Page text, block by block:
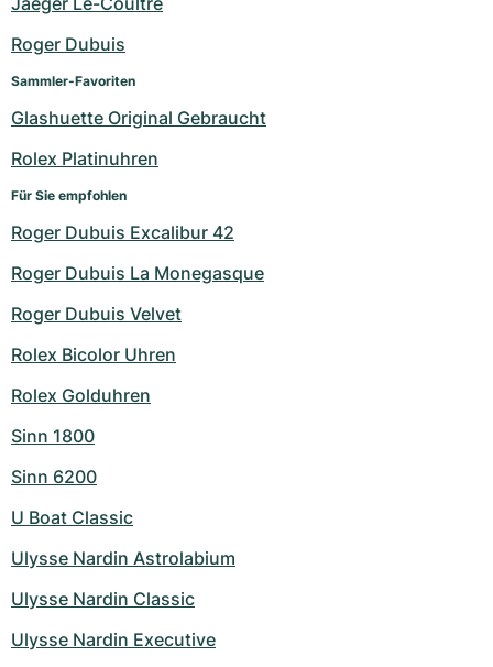
Roger Dubuis
Sammler-Favoriten
Glashuette Original Gebraucht
Rolex Platinuhren
Für Sie empfohlen
Roger Dubuis Excalibur 42
Roger Dubuis La Monegasque
Roger Dubuis Velvet
Rolex Bicolor Uhren
Rolex Golduhren
Sinn 1800
Sinn 6200
U Boat Classic
Ulysse Nardin Astrolabium
Ulysse Nardin Classic
Ulysse Nardin Executive